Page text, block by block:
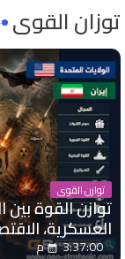
توزان القوى
توازن القوى
توازن القوة بين
العسكرية،
3:37:00 م